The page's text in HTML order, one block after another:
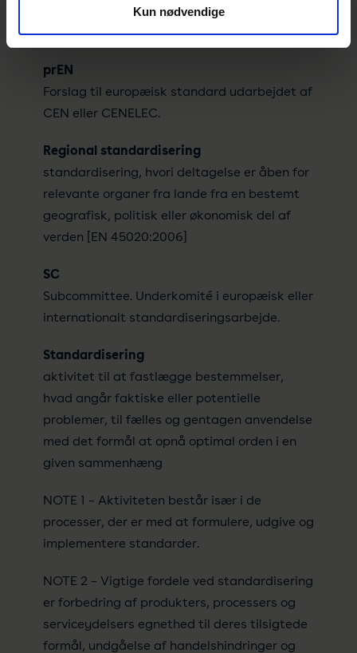
Kun nødvendige
Project Committee. Projektkomité i ISOregi.
prEN
Forslag til europæisk standard udarbejdet af
CEN eller CENELEC.
Regional standardisering
standardisering, hvori deltagelse er åben for
relevante organer fra lande fra en bestemt
geografisk, politisk eller økonomisk del af
verden [EN 45020:2006]
SC
Subcommittee. Underkomité i europæisk eller
internationalt standardiseringsarbejde.
Standardisering
aktivitet til at fastlægge bestemmelser,
hvad angår faktiske eller potentielle
problemer, til fælles og gentagen anvendelse
med det formål at opnå optimal orden i en
given sammenhæng
NOTE 1 – Aktiviteten består især i de
processer, der er med at formulere, udgive og
implementere standarder.
NOTE 2 – Vigtige fordele ved standardisering
er forbedring af produkters, processers og
serviceydelsers egnethed til deres tilsigtede
formål, undgåelse af handelshindringer og